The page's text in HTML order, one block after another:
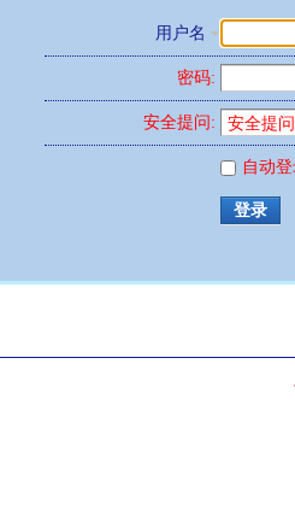
用户名
密码:
安全提问:
自动
登录